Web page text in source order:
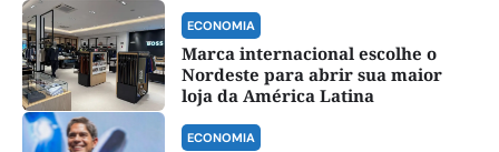
ECONOMIA
Marca internacional escolhe o
Nordeste para abrir sua maior
loja da América Latina
ECONOMIA